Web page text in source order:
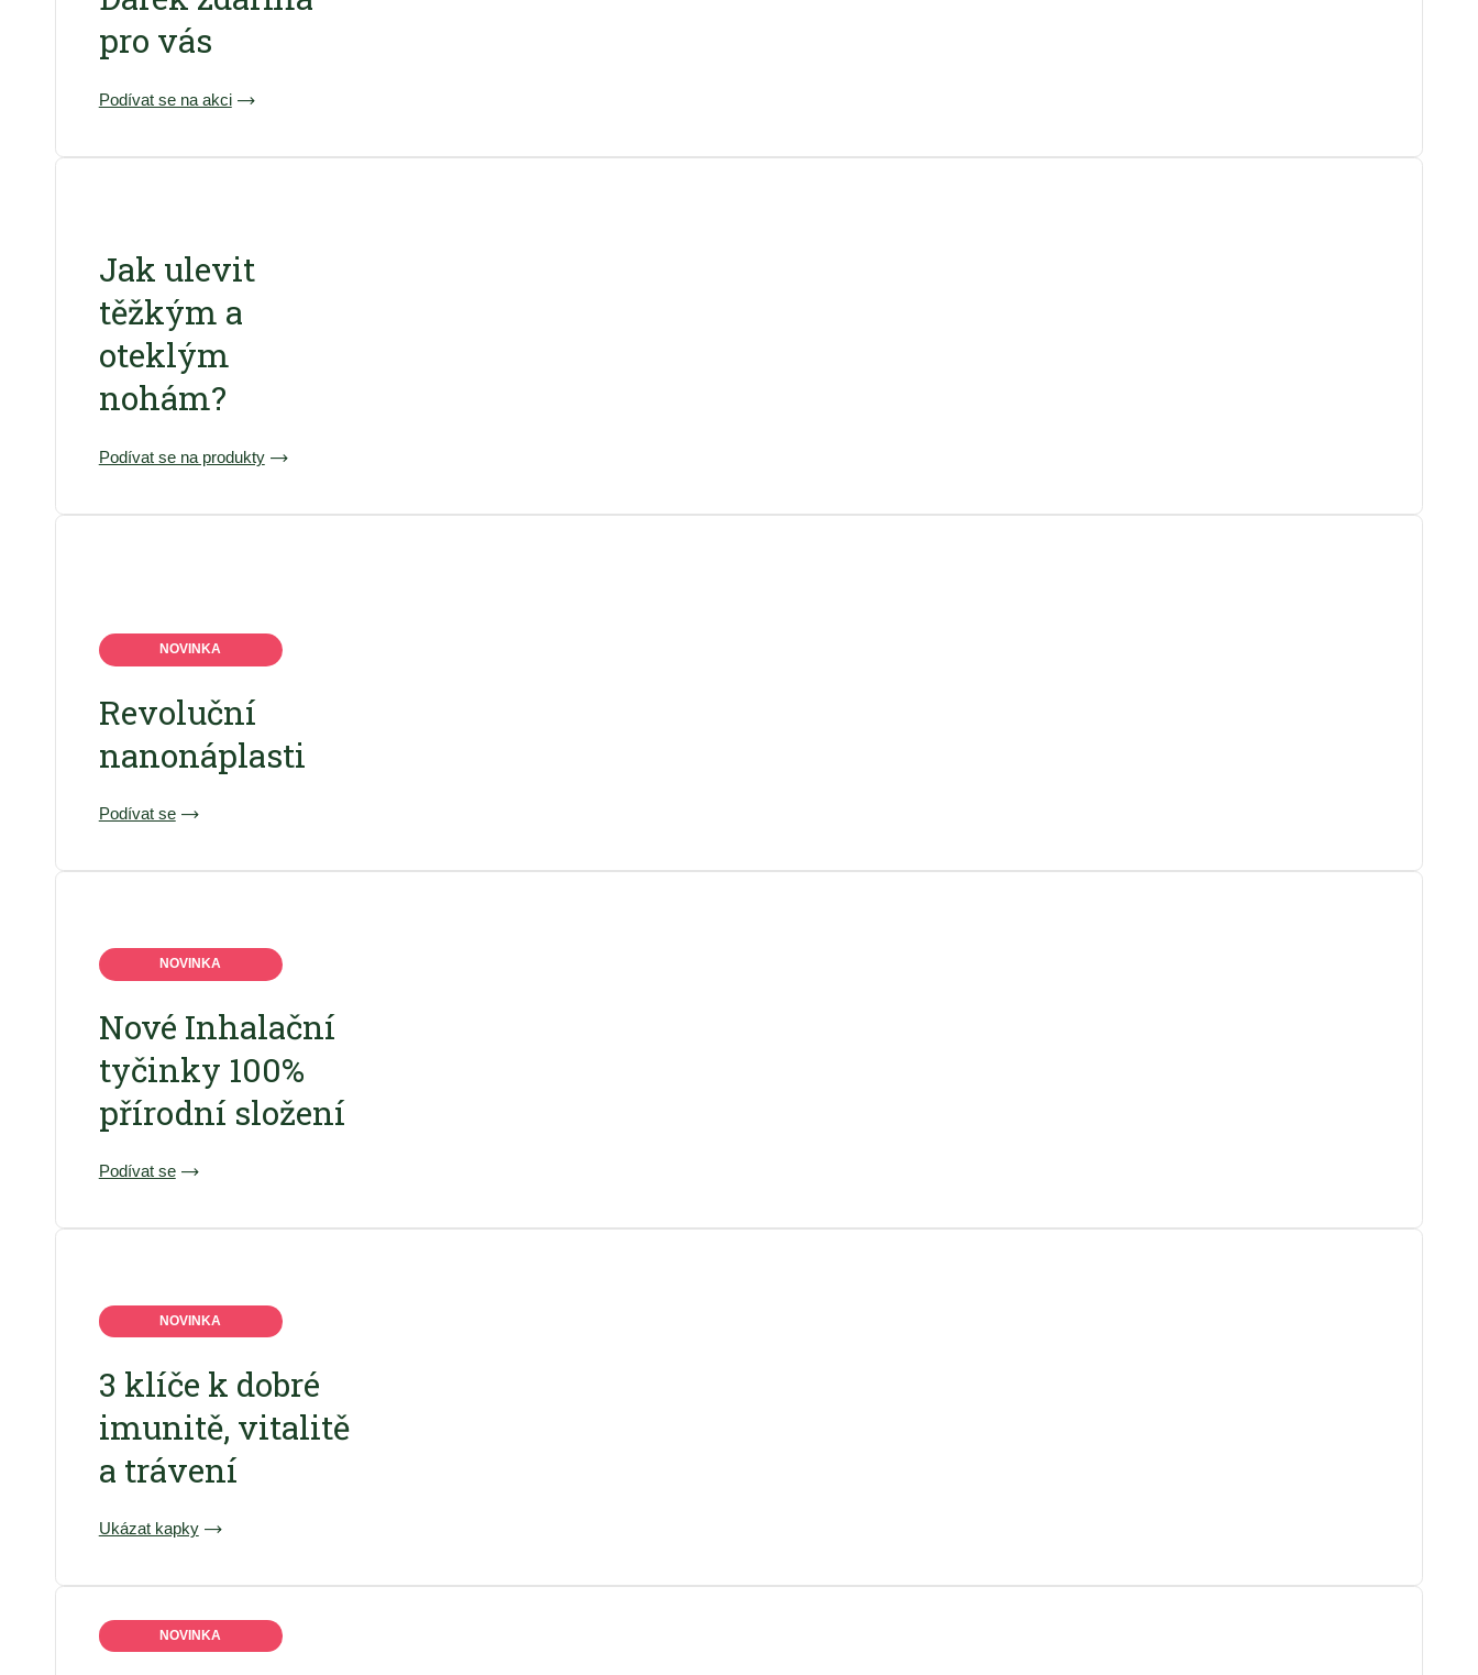
pro vás
Podívat se na akci
Jak ulevit
těžkým a
oteklým
nohám?
Podívat se na produkty
NOVINKA
Revoluční
nanonáplasti
Podívat se
NOVINKA
Nové Inhalační
tyčinky 100%
přírodní složení
Podívat se
NOVINKA
3 klíče k dobré
imunitě, vitalitě
a trávení
Ukázat kapky
NOVINKA